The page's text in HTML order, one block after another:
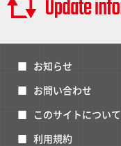
お知らせ
お問い合わせ
このサイトについて
利用規約